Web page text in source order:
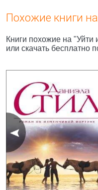
Похожие книги
Книги похожие на "Уйти
или скачать бесплатно